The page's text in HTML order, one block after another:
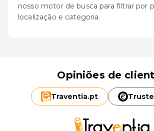
nosso motor de busca para filtrar por
localização e categoria.
Opiniões de
Traventia.pt